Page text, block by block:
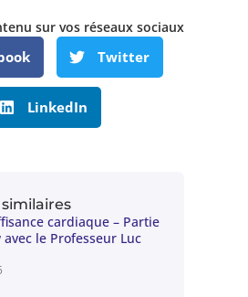
sur vos réseaux sociaux
Twitter
LinkedIn
cardiaque – Partie
le Professeur Luc